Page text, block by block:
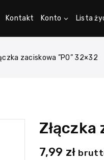
Kontakt Konto Lista
zaciskowa ”PO” 32×32
Złączka
7,99 zł